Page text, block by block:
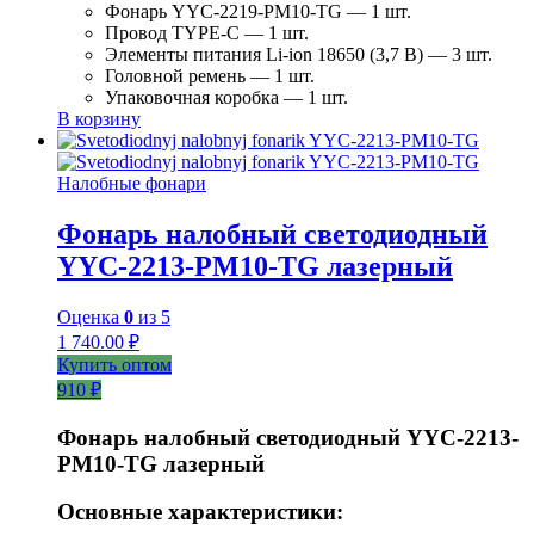
Фонарь YYC-2219-PM10-TG — 1 шт.
Провод TYPE-C — 1 шт.
Элементы питания Li-ion 18650 (3,7 В) — 3 шт.
Головной ремень — 1 шт.
Упаковочная коробка — 1 шт.
В корзину
Налобные фонари
Фонарь налобный светодиодный
YYC-2213-PM10-TG лазерный
Оценка 0 из 5
1 740.00 ₽
Купить оптом
910 ₽
Фонарь налобный светодиодный YYC-2213-
PM10-TG лазерный
Основные характеристики: